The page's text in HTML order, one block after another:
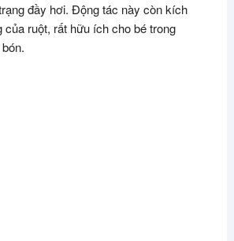
đầy hơi. Động tác này còn kích
của ruột, rất hữu ích cho bé trong